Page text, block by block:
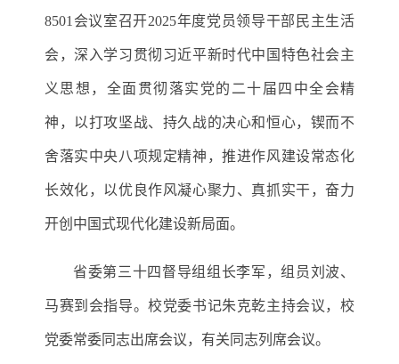
8501会议室召开2025年度党员领导干部民主生活
会，深入学习贯彻习近平新时代中国特色社会主
义思想，全面贯彻落实党的二十届四中全会精
神，以打攻坚战、持久战的决心和恒心，锲而不
舍落实中央八项规定精神，推进作风建设常态化
长效化，以优良作风凝心聚力、真抓实干，奋力
开创中国式现代化建设新局面。
省委第三十四督导组组长李军，组员刘波、
马赛到会指导。校党委书记朱克乾主持会议，校
党委常委同志出席会议，有关同志列席会议。